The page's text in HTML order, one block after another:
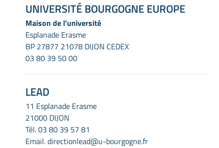
UNIVERSITÉ BOURGOGNE EUROPE
Maison de l'université
Esplanade Erasme
BP 27877 21078 DIJON CEDEX
03 80 39 50 00
LEAD
11 Esplanade Erasme
21000 DIJON
Tél.03 80 39 57 81
Email.directionlead@u-bourgogne.fr